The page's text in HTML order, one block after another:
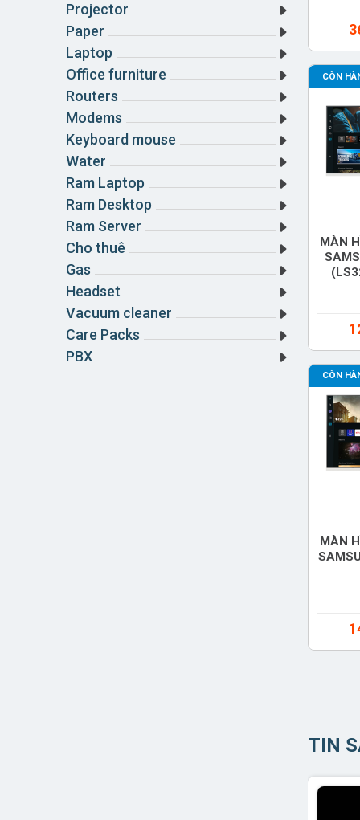
Projector
Paper
Laptop
Office furniture
Routers
Modems
Keyboard mouse
Water
Ram Laptop
Ram Desktop
Ram Server
Cho thuê
Gas
Headset
Vacuum cleaner
Care Packs
PBX
CÒN
MÀN
CÒN
MÀN
TIN